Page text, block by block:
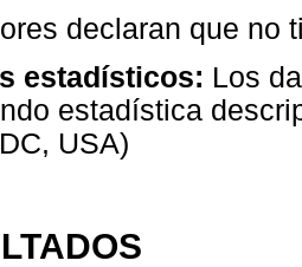
declaran que no
estadísticos: Los
estadística
USA)